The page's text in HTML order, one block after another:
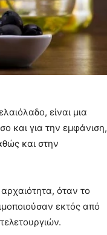
είναι μια
και για την εμφάνιση,
και στην
όταν το
εκτός από